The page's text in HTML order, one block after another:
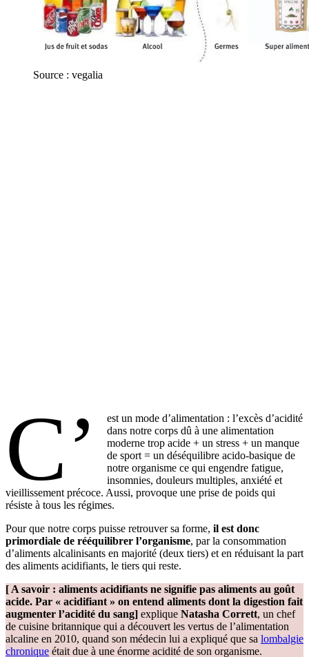
Source : vegalia
C’
est un mode d’alimentation : l’excès d’acidité
dans notre corps dû à une alimentation
moderne trop acide + un stress + un manque
de sport = un déséquilibre acido-basique de
notre organisme ce qui engendre fatigue,
insomnies, douleurs multiples, anxiété et
vieillissement précoce. Aussi, provoque une prise de poids qui
résiste à tous les régimes.
Pour que notre corps puisse retrouver sa forme, il est donc
primordiale de rééquilibrer l’organisme, par la consommation
d’aliments alcalinisants en majorité (deux tiers) et en réduisant la part
des aliments acidifiants, le tiers qui reste.
[ A savoir : aliments acidifiants ne signifie pas aliments au goût
acide. Par « acidifiant » on entend aliments dont la digestion fait
augmenter l’acidité du sang] explique Natasha Corrett, un chef
de cuisine britannique qui a découvert les vertus de l’alimentation
alcaline en 2010, quand son médecin lui a expliqué que sa lombalgie
chronique était due à une énorme acidité de son organisme.